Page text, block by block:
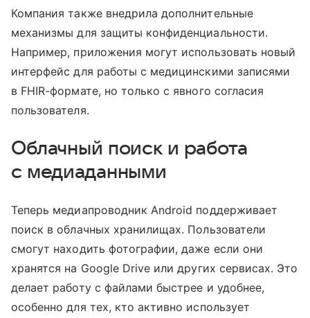
Компания также внедрила дополнительные
механизмы для защиты конфиденциальности.
Например, приложения могут использовать новый
интерфейс для работы с медицинскими записями
в FHIR-формате, но только с явного согласия
пользователя.
Облачный поиск и работа
с медиаданными
Теперь медиапроводник Android поддерживает
поиск в облачных хранилищах. Пользователи
смогут находить фотографии, даже если они
хранятся на Google Drive или других сервисах. Это
делает работу с файлами быстрее и удобнее,
особенно для тех, кто активно использует